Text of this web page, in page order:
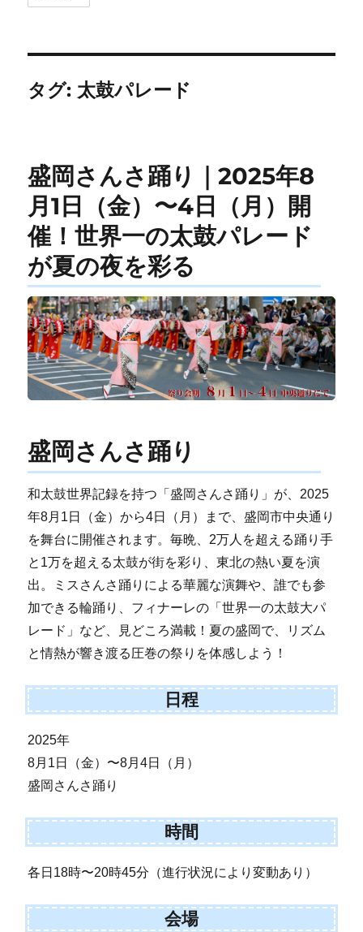
タグ: 太鼓パレード
盛岡さんさ踊り｜2025年8
月1日（金）〜4日（月）開
催！世界一の太鼓パレード
が夏の夜を彩る
盛岡さんさ踊り
和太鼓世界記録を持つ「盛岡さんさ踊り」が、2025
年8月1日（金）から4日（月）まで、盛岡市中央通り
を舞台に開催されます。毎晩、2万人を超える踊り手
と1万を超える太鼓が街を彩り、東北の熱い夏を演
出。ミスさんさ踊りによる華麗な演舞や、誰でも参
加できる輪踊り、フィナーレの「世界一の太鼓大パ
レード」など、見どころ満載！夏の盛岡で、リズム
と情熱が響き渡る圧巻の祭りを体感しよう！
日程
2025年
8月1日（金）〜8月4日（月）
盛岡さんさ踊り
時間
各日18時〜20時45分（進行状況により変動あり）
会場